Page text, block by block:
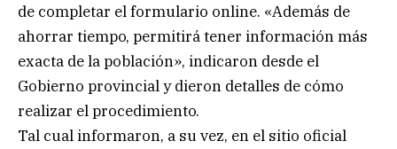
de completar el formulario online. «Además de
ahorrar tiempo, permitirá tener información más
exacta de la población», indicaron desde el
Gobierno provincial y dieron detalles de cómo
realizar el procedimiento.
Tal cual informaron, a su vez, en el sitio oficial